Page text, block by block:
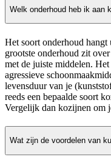
Welk onderhoud heb ik aan
Het soort onderhoud
grootste onderhoud zit
met de juiste middelen.
agressieve
levensduur van je
reeds een bepaalde soort
Vergelijk dan kozijnen om
Wat zijn de voordelen van